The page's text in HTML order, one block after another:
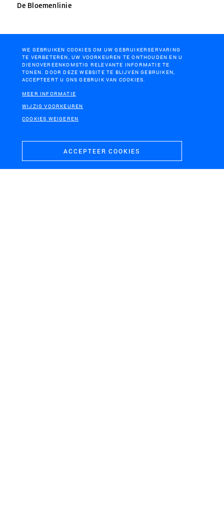
De Bloemenlinie
RIJSWIJK
Landgoederenzone
Rijswijk
WE GEBRUIKEN COOKIES OM UW GEBRUIKERSERVARING
TE VERBETEREN, UW VOORKEUREN TE ONTHOUDEN EN U
DIENOVEREENKOMSTIG RELEVANTE INFORMATIE TE
TONEN. DOOR DEZE WEBSITE TE BLIJVEN GEBRUIKEN,
ACCEPTEERT U ONS GEBRUIK VAN COOKIES.
MEER INFORMATIE
WIJZIG VOORKEUREN
COOKIES WEIGEREN
ACCEPTEER COOKIES